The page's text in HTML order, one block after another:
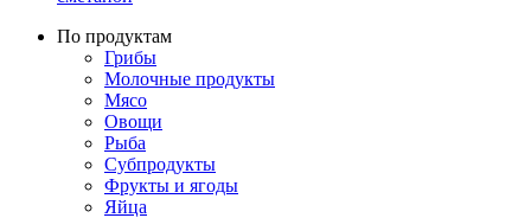
По продуктам
Грибы
Молочные продукты
Мясо
Овощи
Рыба
Субпродукты
Фрукты и ягоды
Яйца